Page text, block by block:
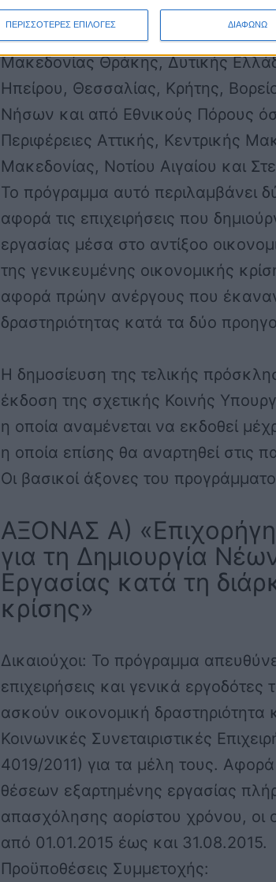
ΠΕΡΙΣΣΟΤΕΡΕΣ ΕΠΙΛΟΓΕΣ ΔΙΑΦΩΝΩ
Προγράμματος «Ανάπτυξη
2013», όσον αφορά στις
Μακεδονίας Θράκης, Δυτικής
Ηπείρου, Θεσσαλίας, Κρήτης,
Νήσων και από Εθνικούς Πόρους
Περιφέρειες Αττικής, Κεντρικής
Μακεδονίας, Νοτίου Αιγαίου και
Το πρόγραμμα αυτό περιλαμβάνει
αφορά τις επιχειρήσεις που
εργασίας μέσα στο αντίξοο
της γενικευμένης οικονομικής
αφορά πρώην ανέργους που
δραστηριότητας κατά τα δύο
Η δημοσίευση της τελικής
έκδοση της σχετικής Κοινής
η οποία αναμένεται να εκδοθεί
η οποία επίσης θα αναρτηθεί στις
Οι βασικοί άξονες του
ΑΞΟΝΑΣ Α)
για τη Δημιουργία
Εργασίας κατά τη
κρίσης»
Δικαιούχοι: Το πρόγραμμα
επιχειρήσεις και γενικά εργοδότες
ασκούν οικονομική δραστηριότητα
Κοινωνικές Συνεταιριστικές
4019/2011) για τα μέλη τους.
θέσεων εξαρτημένης εργασίας
απασχόλησης αορίστου χρόνου, οι
από 01.01.2015 έως και 31.08.2015.
Προϋποθέσεις Συμμετοχής: